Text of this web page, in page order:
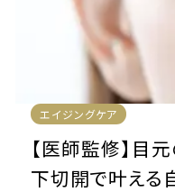
エイジングケア
【医師監修】目
下切開で叶える